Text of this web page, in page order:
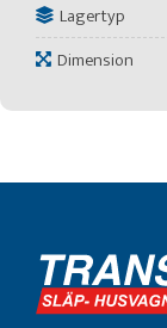
Lagertyp
Dimension